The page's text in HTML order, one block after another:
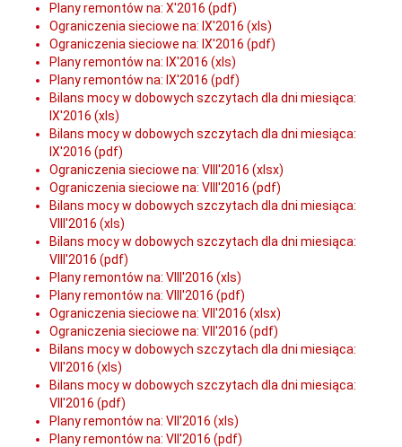
Plany remontów na: X'2016 (pdf)
Ograniczenia sieciowe na: IX'2016 (xls)
Ograniczenia sieciowe na: IX'2016 (pdf)
Plany remontów na: IX'2016 (xls)
Plany remontów na: IX'2016 (pdf)
Bilans mocy w dobowych szczytach dla dni miesiąca:
IX'2016 (xls)
Bilans mocy w dobowych szczytach dla dni miesiąca:
IX'2016 (pdf)
Ograniczenia sieciowe na: VIII'2016 (xlsx)
Ograniczenia sieciowe na: VIII'2016 (pdf)
Bilans mocy w dobowych szczytach dla dni miesiąca:
VIII'2016 (xls)
Bilans mocy w dobowych szczytach dla dni miesiąca:
VIII'2016 (pdf)
Plany remontów na: VIII'2016 (xls)
Plany remontów na: VIII'2016 (pdf)
Ograniczenia sieciowe na: VII'2016 (xlsx)
Ograniczenia sieciowe na: VII'2016 (pdf)
Bilans mocy w dobowych szczytach dla dni miesiąca:
VII'2016 (xls)
Bilans mocy w dobowych szczytach dla dni miesiąca:
VII'2016 (pdf)
Plany remontów na: VII'2016 (xls)
Plany remontów na: VII'2016 (pdf)